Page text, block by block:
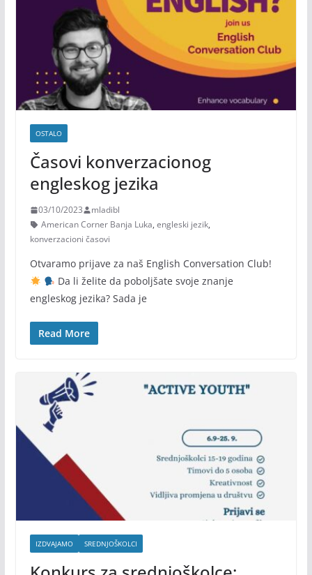
OSTALO
Časovi konverzacionog
engleskog jezika
03/10/2023
mladibl
American Corner Banja Luka, engleski jezik,
konverzacioni časovi
Otvaramo prijave za naš English Conversation Club!
Da li želite da poboljšate svoje znanje
engleskog jezika? Sada je
Read More
IZDVAJAMO SREDNJOŠKOLCI